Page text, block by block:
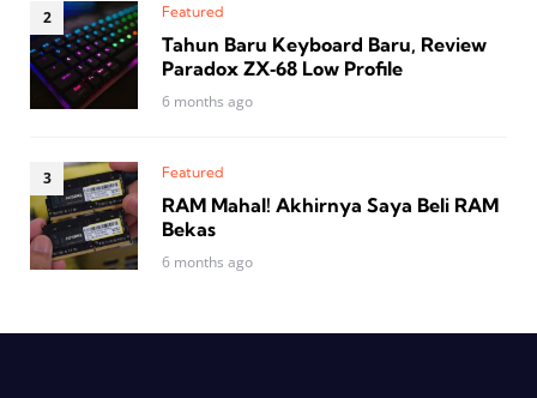
Featured
Tahun Baru Keyboard Baru, Review
Paradox ZX‑68 Low Profile
6 months ago
Featured
RAM Mahal! Akhirnya Saya Beli RAM
Bekas
6 months ago